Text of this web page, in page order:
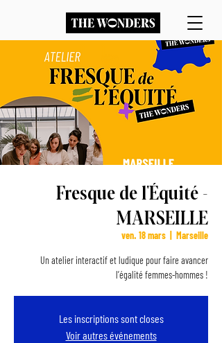
Fresque de l'Équité -
MARSEILLE
ven. 18 mars Marseille
Un atelier interactif et ludique pour faire avancer
l’égalité femmes-hommes !
Les inscriptions sont closes
Voir autres événements